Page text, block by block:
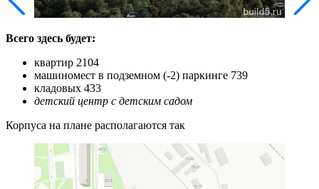
Всего здесь будет:
квартир 2104
машиномест в подземном (-2) паркинге 739
кладовых 433
детский центр с детским садом
Корпуса на плане располагаются так